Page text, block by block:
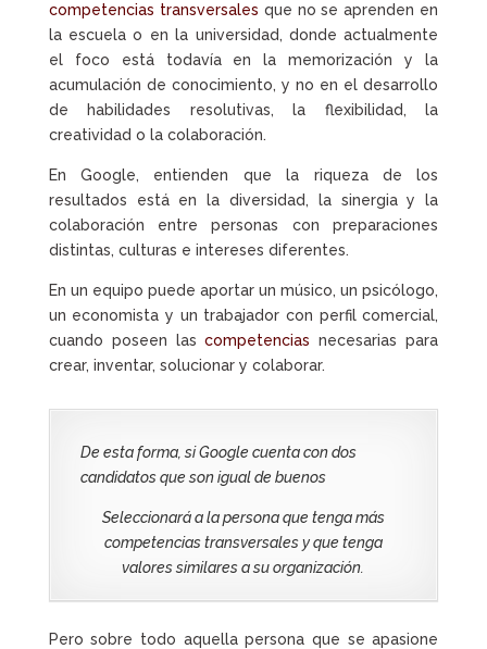
competencias transversales que no se aprenden en
la escuela o en la universidad, donde actualmente
el foco está todavía en la memorización y la
acumulación de conocimiento, y no en el desarrollo
de habilidades resolutivas, la flexibilidad, la
creatividad o la colaboración.
En Google, entienden que la riqueza de los
resultados está en la diversidad, la sinergia y la
colaboración entre personas con preparaciones
distintas, culturas e intereses diferentes.
En un equipo puede aportar un músico, un psicólogo,
un economista y un trabajador con perfil comercial,
cuando poseen lascompetencias necesarias para
crear, inventar, solucionar y colaborar.
De esta forma, si Google cuenta con dos
candidatos que son igual de buenos
Seleccionará a la persona que tenga más
competencias transversalesy que tenga
valores similares a su organización.
Pero sobre todo aquella persona que se apasione